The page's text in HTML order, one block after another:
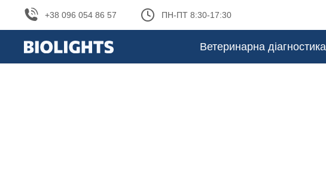
+38 096 054 86 57 ПН-ПТ 8:30-17:30
Ветеринарна діагностика